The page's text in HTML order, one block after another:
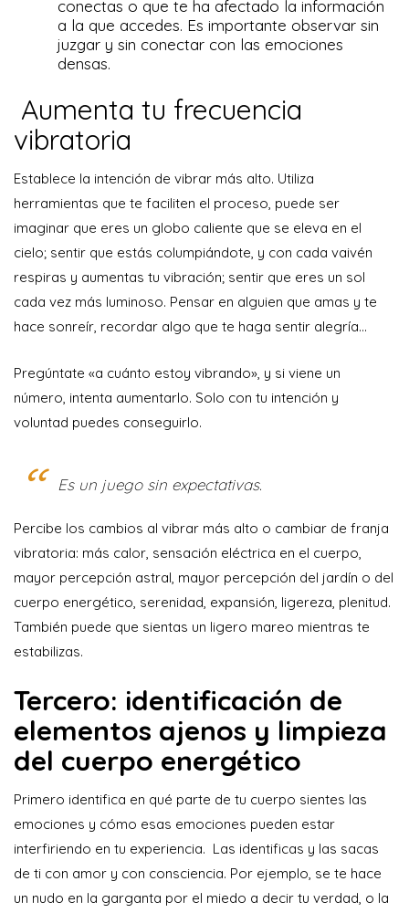
conectas o que te ha afectado la información
a la que accedes. Es importante observar sin
juzgar y sin conectar con las emociones
densas.
Aumenta tu frecuencia
vibratoria
Establece la intención de vibrar más alto. Utiliza
herramientas que te faciliten el proceso, puede ser
imaginar que eres un globo caliente que se eleva en el
cielo; sentir que estás columpiándote, y con cada vaivén
respiras y aumentas tu vibración; sentir que eres un sol
cada vez más luminoso. Pensar en alguien que amas y te
hace sonreír, recordar algo que te haga sentir alegría…
Pregúntate «a cuánto estoy vibrando», y si viene un
número, intenta aumentarlo. Solo con tu intención y
voluntad puedes conseguirlo.
Es un juego sin expectativas.
Percibe los cambios al vibrar más alto o cambiar de franja
vibratoria: más calor, sensación eléctrica en el cuerpo,
mayor percepción astral, mayor percepción del jardín o del
cuerpo energético, serenidad, expansión, ligereza, plenitud.
También puede que sientas un ligero mareo mientras te
estabilizas.
Tercero: identificación de
elementos ajenos y limpieza
del cuerpo energético
Primero identifica en qué parte de tu cuerpo sientes las
emociones y cómo esas emociones pueden estar
interfiriendo en tu experiencia. Las identificas y las sacas
de ti con amor y con consciencia. Por ejemplo, se te hace
un nudo en la garganta por el miedo a decir tu verdad, o la